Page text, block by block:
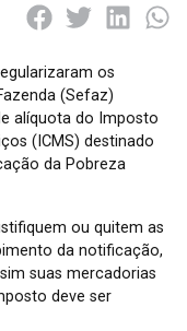
os
(Sefaz)
alíquota do Imposto
(ICMS) destinado
da Pobreza
ou quitem as
da notificação,
suas mercadorias
deve ser